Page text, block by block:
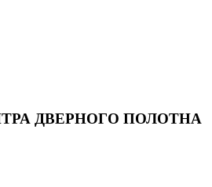
ДВЕРНОГО ПОЛОТНА